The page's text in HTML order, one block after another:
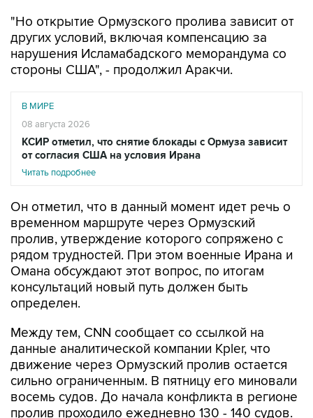
"Но открытие Ормузского пролива зависит от
других условий, включая компенсацию за
нарушения Исламабадского меморандума со
стороны США", - продолжил Аракчи.
В МИРЕ
08 августа 2026
КСИР отметил, что снятие блокады с Ормуза зависит
от согласия США на условия Ирана
Читать подробнее
Он отметил, что в данный момент идет речь о
временном маршруте через Ормузский
пролив, утверждение которого сопряжено с
рядом трудностей. При этом военные Ирана и
Омана обсуждают этот вопрос, по итогам
консультаций новый путь должен быть
определен.
Между тем, CNN сообщает со ссылкой на
данные аналитической компании Kpler, что
движение через Ормузский пролив остается
сильно ограниченным. В пятницу его миновали
восемь судов. До начала конфликта в регионе
пролив проходило ежедневно 130 - 140 судов.